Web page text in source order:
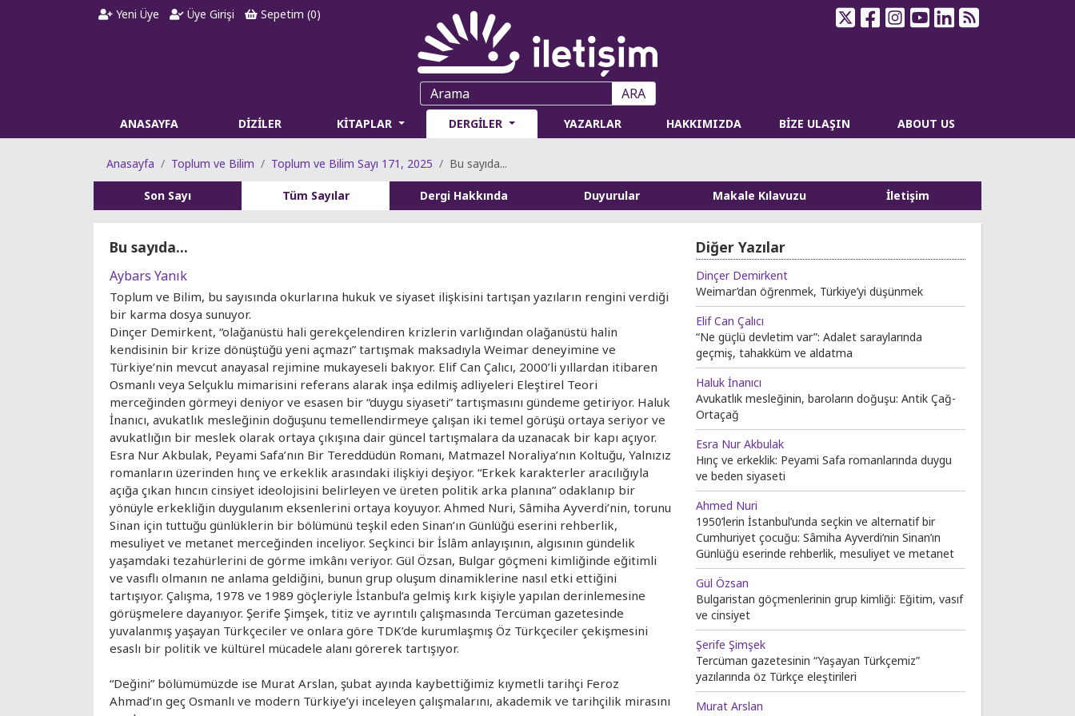
Yeni Üye Üye Girişi Sepetim (0)
ARA
ANASAYFA DİZİLER KİTAPLAR DERGİLER YAZARLAR HAKKIMIZDA BİZE ULAŞIN ABOUT US
Anasayfa Toplum ve Bilim Toplum ve Bilim Sayı 171, 2025 Bu sayıda...
Son Sayı Tüm Sayılar Dergi Hakkında Duyurular Makale Kılavuzu İletişim
Bu sayıda...
Aybars Yanık
Toplum ve Bilim, bu sayısında okurlarına hukuk ve siyaset ilişkisini tartışan yazıların rengini verdiği
bir karma dosya sunuyor.
Dinçer Demirkent, “olağanüstü hali gerekçelendiren krizlerin varlığından olağanüstü halin
kendisinin bir krize dönüştüğü yeni açmazı” tartışmak maksadıyla Weimar deneyimine ve
Türkiye’nin mevcut anayasal rejimine mukayeseli bakıyor. Elif Can Çalıcı, 2000’li yıllardan itibaren
Osmanlı veya Selçuklu mimarisini referans alarak inşa edilmiş adliyeleri Eleştirel Teori
merceğinden görmeyi deniyor ve esasen bir “duygu siyaseti” tartışmasını gündeme getiriyor. Haluk
İnanıcı, avukatlık mesleğinin doğuşunu temellendirmeye çalışan iki temel görüşü ortaya seriyor ve
avukatlığın bir meslek olarak ortaya çıkışına dair güncel tartışmalara da uzanacak bir kapı açıyor.
Esra Nur Akbulak, Peyami Safa’nın Bir Tereddüdün Romanı, Matmazel Noraliya’nın Koltuğu, Yalnızız
romanların üzerinden hınç ve erkeklik arasındaki ilişkiyi deşiyor. “Erkek karakterler aracılığıyla
açığa çıkan hıncın cinsiyet ideolojisini belirleyen ve üreten politik arka planına” odaklanıp bir
yönüyle erkekliğin duygulanım eksenlerini ortaya koyuyor. Ahmed Nuri, Sâmiha Ayverdi’nin, torunu
Sinan için tuttuğu günlüklerin bir bölümünü teşkil eden Sinan’ın Günlüğü eserini rehberlik,
mesuliyet ve metanet merceğinden inceliyor. Seçkinci bir İslâm anlayışının, algısının gündelik
yaşamdaki tezahürlerini de görme imkânı veriyor. Gül Özsan, Bulgar göçmeni kimliğinde eğitimli
ve vasıflı olmanın ne anlama geldiğini, bunun grup oluşum dinamiklerine nasıl etki ettiğini
tartışıyor. Çalışma, 1978 ve 1989 göçleriyle İstanbul’a gelmiş kırk kişiyle yapılan derinlemesine
görüşmelere dayanıyor. Şerife Şimşek, titiz ve ayrıntılı çalışmasında Tercüman gazetesinde
yuvalanmış yaşayan Türkçeciler ve onlara göre TDK’de kurumlaşmış Öz Türkçeciler çekişmesini
esaslı bir politik ve kültürel mücadele alanı görerek tartışıyor.
“Değini” bölümümüzde ise Murat Arslan, şubat ayında kaybettiğimiz kıymetli tarihçi Feroz
Ahmad’ın geç Osmanlı ve modern Türkiye’yi inceleyen çalışmalarını, akademik ve tarihçilik mirasını
Diğer Yazılar
Dinçer Demirkent
Weimar’dan öğrenmek, Türkiye’yi düşünmek
Elif Can Çalıcı
“Ne güçlü devletim var”: Adalet saraylarında
geçmiş, tahakküm ve aldatma
Haluk İnanıcı
Avukatlık mesleğinin, baroların doğuşu: Antik Çağ-
Ortaçağ
Esra Nur Akbulak
Hınç ve erkeklik: Peyami Safa romanlarında duygu
ve beden siyaseti
Ahmed Nuri
1950’lerin İstanbul’unda seçkin ve alternatif bir
Cumhuriyet çocuğu: Sâmiha Ayverdi’nin Sinan’ın
Günlüğü eserinde rehberlik, mesuliyet ve metanet
Gül Özsan
Bulgaristan göçmenlerinin grup kimliği: Eğitim, vasıf
ve cinsiyet
Şerife Şimşek
Tercüman gazetesinin “Yaşayan Türkçemiz”
yazılarında öz Türkçe eleştirileri
Murat Arslan